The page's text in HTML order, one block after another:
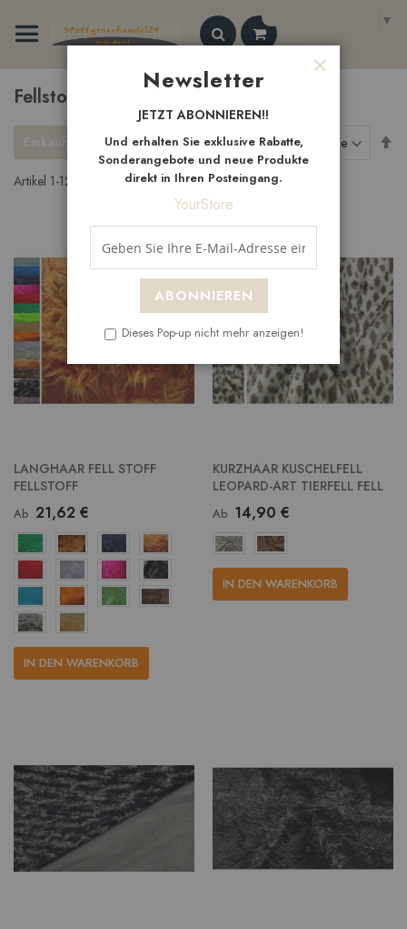
Inhalt
springen
▼
Search
Fellstoffe
Artikel 1-12
Sortieren nach
LANGHAAR FELL STOFF
FELLSTOFF
Ab 21,62 €
IN DEN WARENKORB
KURZHAAR KUSCHELFELL
LEOPARD-ART TIERFELL FELL
Ab 14,90 €
IN DEN WARENKORB
Einkaufsoptionen
Newsletter
JETZT ABONNIEREN!!
Und erhalten Sie exklusive Rabatte,
Sonderangebote und neue Produkte
direkt in Ihren Posteingang.
YourStore
ABONNIEREN
Dieses Pop-up nicht mehr anzeigen!